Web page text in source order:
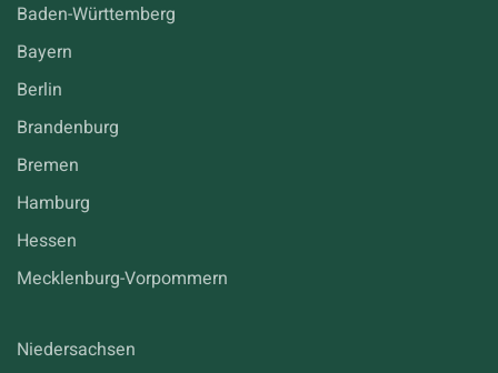
Baden-Württemberg
Bayern
Berlin
Brandenburg
Bremen
Hamburg
Hessen
Mecklenburg-Vorpommern
Niedersachsen